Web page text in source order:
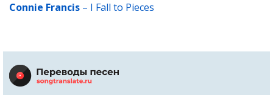
Connie Francis – I Fall to Pieces